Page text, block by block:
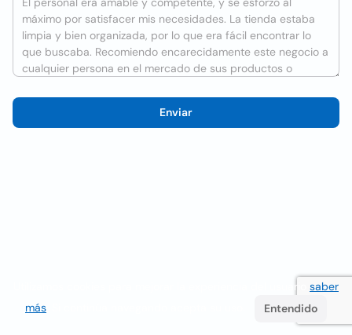
Enviar
Utilizamos cookies para mejorar la experiencia del usuario saber
más
Entendido